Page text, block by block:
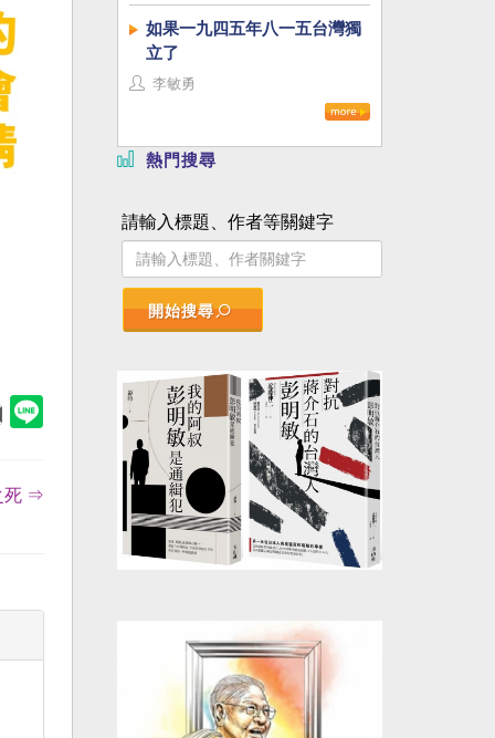
死 ⇒
如果一九四五年八一五台灣獨
立了
李敏勇
熱門搜尋
請輸入標題、作者等關鍵字
開始搜尋